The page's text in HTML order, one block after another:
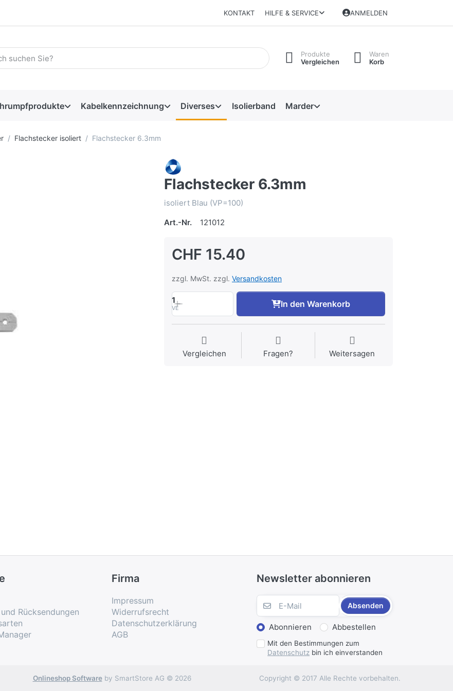
KONTAKT HILFE & SERVICE ANMELDEN
Produkte
Vergleichen
Waren
Korb
Kabelkennzeichnung Diverses Isolierband Marder
Flachstecker isoliert Flachstecker 6.3mm
Flachstecker 6.3mm
isoliert Blau (VP=100)
Art.-Nr.
121012
CHF 15.40
zzgl. MwSt. zzgl. Versandkosten
1
VE In den Warenkorb
Vergleichen Fragen? Weitersagen
Rücksendungen
Firma
Impressum
Widerrufsrecht
Datenschutzerklärung
AGB
Newsletter abonnieren
Absenden
Abonnieren Abbestellen
Mit den Bestimmungen zum
Datenschutz bin ich einverstanden
Onlineshop Softwareby SmartStore AG © 2026 Copyright © 2017 Alle Rechte vorbehalten.